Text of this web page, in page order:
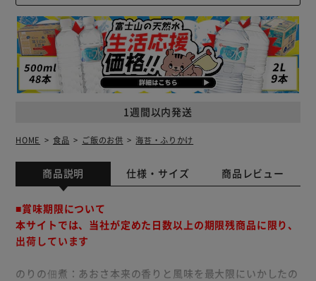
1週間以内発送
HOME 食品 ご飯のお供 海苔・ふりかけ
商品説明 仕様・サイズ 商品レビュー
■賞味期限について
本サイトでは、当社が定めた日数以上の期限残商品に限り、
出荷しています
のりの佃煮：あおさ本来の香りと風味を最大限にいかしたの